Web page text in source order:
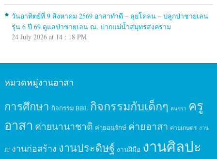
วันอาทิตย์ที่ 9 สิงหาคม 2569 อาสาทำดี – ลุยโคลน – ปลูกป่าชายเลน
รุ่น 6 ปี 69 ดูแลป่าชายเลน ณ. ปากแม่น้ำสมุทรสงคราม
24 July 2026 at 14 : 18 PM
หมวดหมู่งานอาสา
การศึกษา กิจกรรม BBL กิจกรรมกับเด็กๆ คนชรา ครู
อาสา ค่ายนานาชาติ ค่ายอนุรักษ์ ค่ายอาสา ค่ายเกษตร งาน
IT งานก่อสร้าง งานประดิษฐ์ งานฝีมือ งานศิลปะ